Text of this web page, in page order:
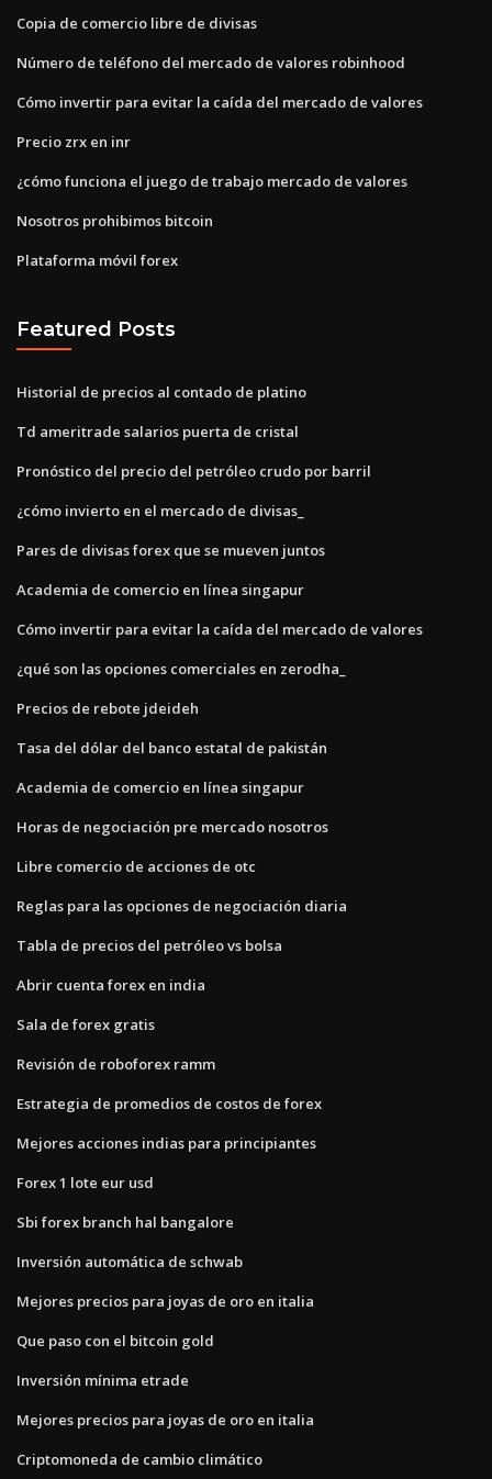
Copia de comercio libre de divisas
Número de teléfono del mercado de valores robinhood
Cómo invertir para evitar la caída del mercado de valores
Precio zrx en inr
¿cómo funciona el juego de trabajo mercado de valores
Nosotros prohibimos bitcoin
Plataforma móvil forex
Featured Posts
Historial de precios al contado de platino
Td ameritrade salarios puerta de cristal
Pronóstico del precio del petróleo crudo por barril
¿cómo invierto en el mercado de divisas_
Pares de divisas forex que se mueven juntos
Academia de comercio en línea singapur
Cómo invertir para evitar la caída del mercado de valores
¿qué son las opciones comerciales en zerodha_
Precios de rebote jdeideh
Tasa del dólar del banco estatal de pakistán
Academia de comercio en línea singapur
Horas de negociación pre mercado nosotros
Libre comercio de acciones de otc
Reglas para las opciones de negociación diaria
Tabla de precios del petróleo vs bolsa
Abrir cuenta forex en india
Sala de forex gratis
Revisión de roboforex ramm
Estrategia de promedios de costos de forex
Mejores acciones indias para principiantes
Forex 1 lote eur usd
Sbi forex branch hal bangalore
Inversión automática de schwab
Mejores precios para joyas de oro en italia
Que paso con el bitcoin gold
Inversión mínima etrade
Mejores precios para joyas de oro en italia
Criptomoneda de cambio climático